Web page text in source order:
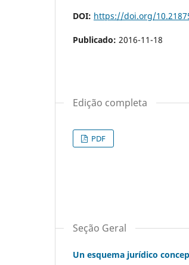
DOI: https://doi.org/
Publicado: 2016-11-18
Edição completa
PDF
Seção Geral
Un esquema jurídico